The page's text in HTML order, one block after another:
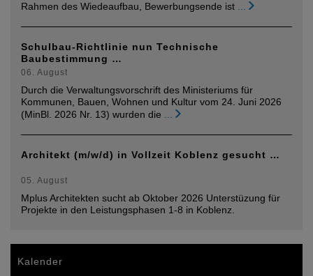
Rahmen des Wiedeaufbau, Bewerbungsende ist
Schulbau-Richtlinie nun Technische
Baubestimmung …
06. August
Durch die Verwaltungsvorschrift des Ministeriums für
Kommunen, Bauen, Wohnen und Kultur vom 24. Juni 2026
(MinBl. 2026 Nr. 13) wurden die
Architekt (m/w/d) in Vollzeit Koblenz gesucht …
05. August
Mplus Architekten sucht ab Oktober 2026 Unterstüzung für
Projekte in den Leistungsphasen 1-8 in Koblenz.
Kalender